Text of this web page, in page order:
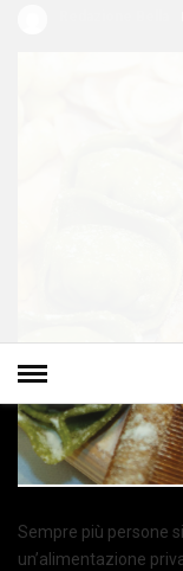
Sempre più persone
un’alimentazione